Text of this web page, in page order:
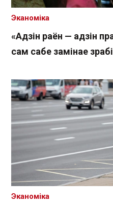
«Адзін раён — адзін
сам сабе замінае
Эканоміка
Эканоміка